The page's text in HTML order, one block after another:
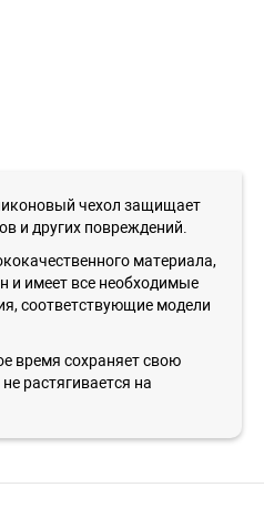
чехол защищает
и других повреждений.
материала,
и имеет все необходимые
соответствующие модели
время сохраняет свою
растягивается на